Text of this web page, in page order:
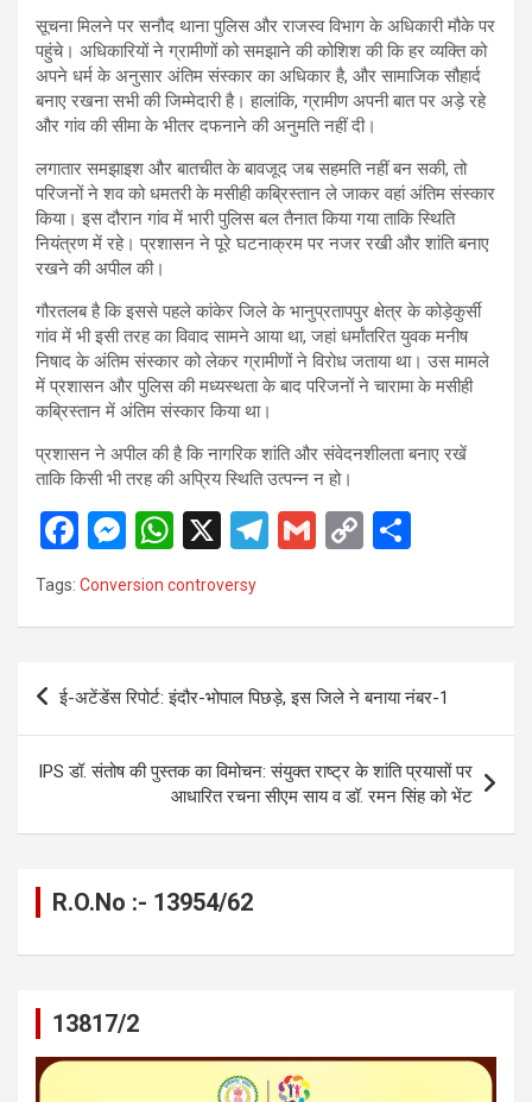
सूचना मिलने पर सनौद थाना पुलिस और राजस्व विभाग के अधिकारी मौके पर
पहुंचे। अधिकारियों ने ग्रामीणों को समझाने की कोशिश की कि हर व्यक्ति को
अपने धर्म के अनुसार अंतिम संस्कार का अधिकार है, और सामाजिक सौहार्द
बनाए रखना सभी की जिम्मेदारी है। हालांकि, ग्रामीण अपनी बात पर अड़े रहे
और गांव की सीमा के भीतर दफनाने की अनुमति नहीं दी।
लगातार समझाइश और बातचीत के बावजूद जब सहमति नहीं बन सकी, तो
परिजनों ने शव को धमतरी के मसीही कब्रिस्तान ले जाकर वहां अंतिम संस्कार
किया। इस दौरान गांव में भारी पुलिस बल तैनात किया गया ताकि स्थिति
नियंत्रण में रहे। प्रशासन ने पूरे घटनाक्रम पर नजर रखी और शांति बनाए
रखने की अपील की।
गौरतलब है कि इससे पहले कांकेर जिले के भानुप्रतापपुर क्षेत्र के कोड़ेकुर्सी
गांव में भी इसी तरह का विवाद सामने आया था, जहां धर्मांतरित युवक मनीष
निषाद के अंतिम संस्कार को लेकर ग्रामीणों ने विरोध जताया था। उस मामले
में प्रशासन और पुलिस की मध्यस्थता के बाद परिजनों ने चारामा के मसीही
कब्रिस्तान में अंतिम संस्कार किया था।
प्रशासन ने अपील की है कि नागरिक शांति और संवेदनशीलता बनाए रखें
ताकि किसी भी तरह की अप्रिय स्थिति उत्पन्न न हो।
F
a
ce
o
k
M
es
se
g
W
at
A
p
p
X
T
a
m
G
C
n
Tags: Conversion controversy
Post
navigation
ई-अटेंडेंस रिपोर्ट: इंदौर-भोपाल पिछड़े, इस जिले ने बनाया नंबर-1
IPS डॉ. संतोष की पुस्तक का विमोचन: संयुक्त राष्ट्र के शांति प्रयासों पर
आधारित रचना सीएम साय व डॉ. रमन सिंह को भेंट
R.O.No :- 13954/62
13817/2